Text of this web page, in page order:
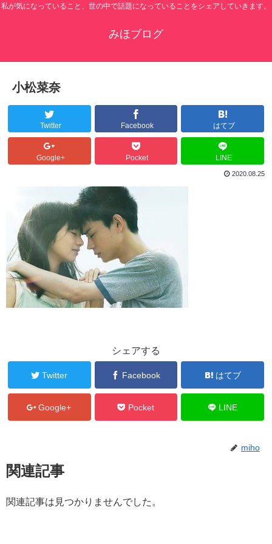
私が気になっていること、世の中で話題になっていることをシェアしていきます。
みほブログ
小松菜奈
Twitter Facebook はてブ
Google+ Pocket LINE
2020.08.25
シェアする
Twitter Facebook はてブ
Google+ Pocket LINE
miho
関連記事
関連記事は見つかりませんでした。